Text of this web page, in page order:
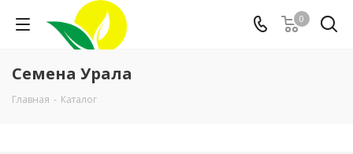
0
Семена Урала
Главная - Каталог